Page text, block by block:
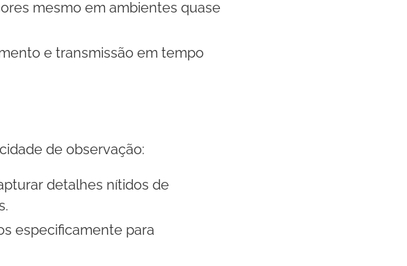
mesmo em ambientes quase
e transmissão em tempo
de observação:
detalhes nítidos de
especificamente para